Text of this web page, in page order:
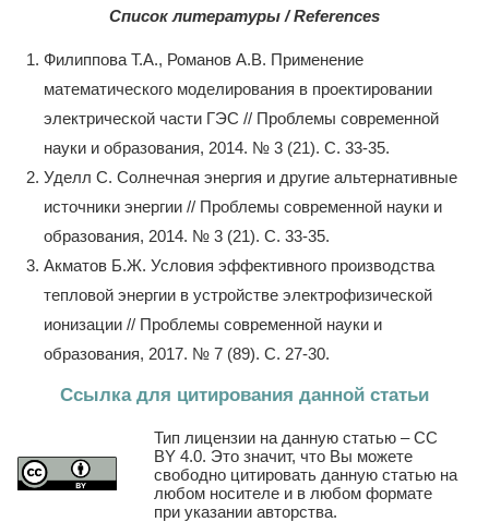
Список литературы / References
Филиппова Т.А., Романов А.В. Применение
математического моделирования в проектировании
электрической части ГЭС // Проблемы современной
науки и образования, 2014. № 3 (21). С. 33-35.
Уделл С. Солнечная энергия и другие альтернативные
источники энергии // Проблемы современной науки и
образования, 2014. № 3 (21). С. 33-35.
Акматов Б.Ж. Условия эффективного производства
тепловой энергии в устройстве электрофизической
ионизации // Проблемы современной науки и
образования, 2017. № 7 (89). С. 27-30.
Ссылка для цитирования данной статьи
Тип лицензии на данную статью – CC
BY 4.0. Это значит, что Вы можете
свободно цитировать данную статью на
любом носителе и в любом формате
при указании авторства.